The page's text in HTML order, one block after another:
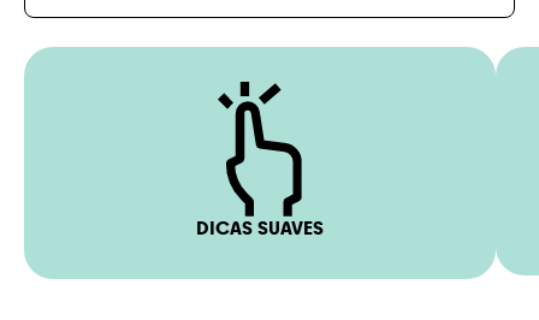
DICAS SUAVES